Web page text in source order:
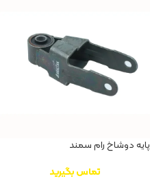
پایه دوشاخ رام سمند
تماس بگیرید